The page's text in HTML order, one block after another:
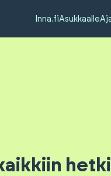
Inna.fiAsukkaalle